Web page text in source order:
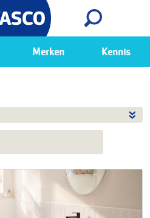
Bekijk
Merken Kennis